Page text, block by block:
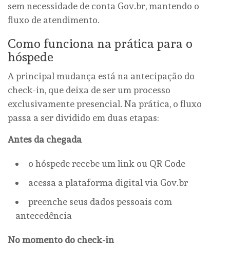
sem necessidade de conta Gov.br, mantendo o
fluxo de atendimento.
Como funciona na prática para o
hóspede
A principal mudança está na antecipação do
check-in, que deixa de ser um processo
exclusivamente presencial. Na prática, o fluxo
passa a ser dividido em duas etapas:
Antes da chegada
o hóspede recebe um link ou QR Code
acessa a plataforma digital via Gov.br
preenche seus dados pessoais com
antecedência
No momento do check-in